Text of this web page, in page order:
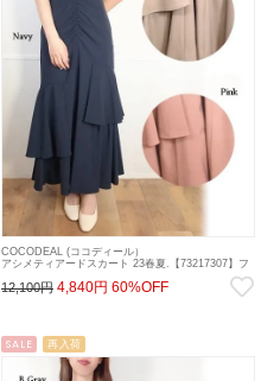
COCODEAL (ココディール）
アシメティアードスカート 23春夏.【73217307】フ
12,100円 4,840円 60%OFF
SALE 再入荷